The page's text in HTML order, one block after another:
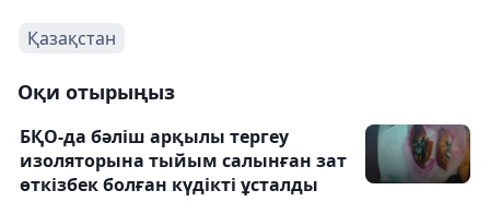
Қазақстан
Оқи отырыңыз
БҚО-да бәліш арқылы тергеу
изоляторына тыйым салынған зат
өткізбек болған күдікті ұсталды